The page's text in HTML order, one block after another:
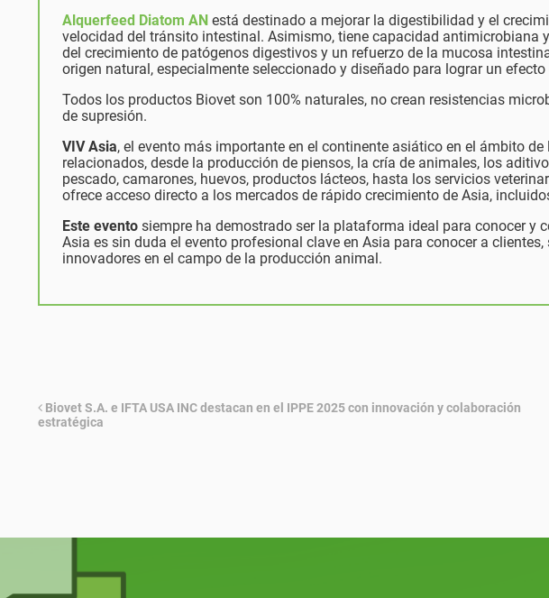
Alquerfeed Diatom AN está destinado a mejorar la digestibilidad y el
velocidad del tránsito intestinal. Asimismo, tiene capacidad antimicrobiana
del crecimiento de patógenos digestivos y un refuerzo de la mucosa
origen natural, especialmente seleccionado y diseñado para lograr un
Todos los productos Biovet son 100% naturales, no crean resistencias
de supresión.
VIV Asia, el evento más importante en el continente asiático en el ámbito
relacionados, desde la producción de piensos, la cría de animales, los
pescado, camarones, huevos, productos lácteos, hasta los servicios
ofrece acceso directo a los mercados de rápido crecimiento de Asia,
Este evento siempre ha demostrado ser la plataforma ideal para conocer y
Asia es sin duda el evento profesional clave en Asia para conocer a
innovadores en el campo de la producción animal.
Biovet S.A. e IFTA USA INC destacan en el IPPE 2025 con innovación y colaboración
estratégica